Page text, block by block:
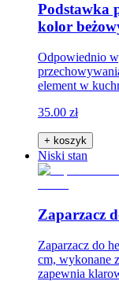
Podstawka
kolor
Odpowiednio
element w
35.00 zł
+ koszyk
Niski stan
Zaparzacz
Zaparzacz do
cm, wykonane
zapewnia